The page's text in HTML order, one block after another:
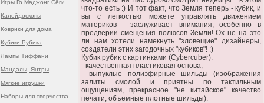
Игры Го Маджонг Сёги...
Калейдоскопы
Коврики для дома
Кубики Рубика
Лампы Тиффани
Мандалы, Янтры
Мягкие игрушки
Наборы для творчества
что-то есть :) И тот факт, что Земля теперь - кубик, и
вы с легкостью можете управлять движением
материков - заслуживает внимания, особенно в
предверии смещения полюсов Земли! Ох не на это
ли нам хотели намекнуть "зловещие" дизайнеры,
создатели этих загодочных "кубиков"! :)
Кубик рубик с картинками (Cybercuber):
- качественная пластиковая основа;
- выпуклые полиэфирные шильды (изображения
залиты смолой и приятны по тактильным
ощущениям, прекрасное "не китайское" качество
печати, объемные плотные шильды).